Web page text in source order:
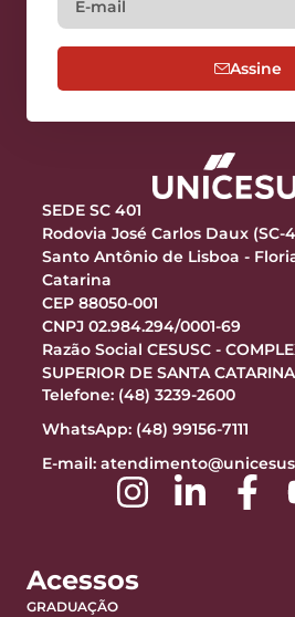
Assine
SEDE SC 401
Rodovia José Carlos Daux (SC-
Santo Antônio de Lisboa -
Catarina
CEP 88050-001
CNPJ 02.984.294/0001-69
Razão Social CESUSC -
SUPERIOR DE SANTA
Telefone: (48) 3239-2600
WhatsApp: (48) 99156-7111
E-mail:
Acessos
GRADUAÇÃO